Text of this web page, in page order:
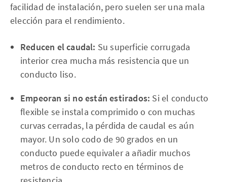
facilidad de instalación, pero suelen ser una mala
elección para el rendimiento.
Reducen el caudal: Su superficie corrugada
interior crea mucha más resistencia que un
conducto liso.
Empeoran si no están estirados: Si el conducto
flexible se instala comprimido o con muchas
curvas cerradas, la pérdida de caudal es aún
mayor. Un solo codo de 90 grados en un
conducto puede equivaler a añadir muchos
metros de conducto recto en términos de